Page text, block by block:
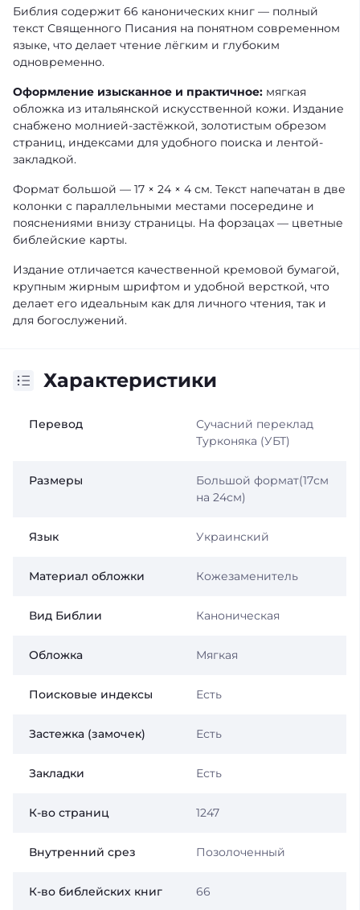
Библия содержит 66 канонических книг — полный
текст Священного Писания на понятном современном
языке, что делает чтение лёгким и глубоким
одновременно.
Оформление изысканное и практичное: мягкая
обложка из итальянской искусственной кожи. Издание
снабжено молнией-застёжкой, золотистым обрезом
страниц, индексами для удобного поиска и лентой-
закладкой.
Формат большой — 17 × 24 × 4 см. Текст напечатан в две
колонки с параллельными местами посередине и
пояснениями внизу страницы. На форзацах — цветные
библейские карты.
Издание отличается качественной кремовой бумагой,
крупным жирным шрифтом и удобной версткой, что
делает его идеальным как для личного чтения, так и
для богослужений.
Характеристики
Перевод
Сучасний переклад
Турконяка (УБТ)
Размеры
Большой формат(17см
на 24см)
Язык Украинский
Материал обложки Кожезаменитель
Вид Библии Каноническая
Обложка Мягкая
Поисковые индексы Есть
Застежка (замочек) Есть
Закладки Есть
К-во страниц 1247
Внутренний срез Позолоченный
К-во библейских книг 66